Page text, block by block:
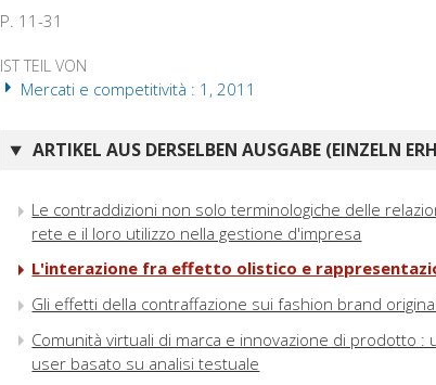
P. 11-31
IST TEIL VON
Mercati e competitività : 1, 2011
ARTIKEL AUS DERSELBEN AUSGABE (EINZELN
Le contraddizioni non solo terminologiche delle
rete e il loro utilizzo nella gestione d'impresa
L'interazione fra effetto olistico e
Gli effetti della contraffazione sui fashion brand
Comunità virtuali di marca e innovazione di prodotto :
user basato su analisi testuale